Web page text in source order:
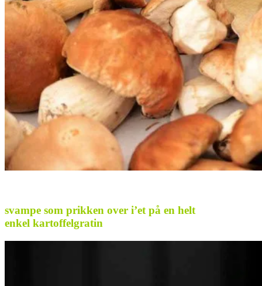
svampe som prikken over i’et på en helt
enkel kartoffelgratin